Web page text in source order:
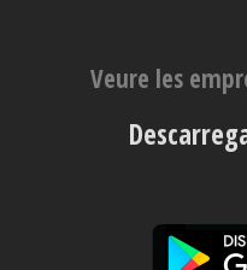
Veure les